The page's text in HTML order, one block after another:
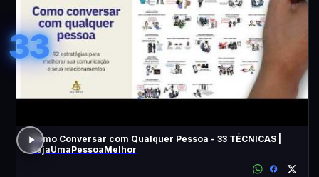
33
Como Conversar com Qualquer Pessoa - 33 TÉCNICAS |
SejaUmaPessoaMelhor